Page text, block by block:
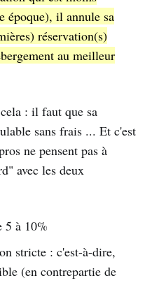
époque), il annule sa
réservation(s)
au meilleur
: il faut que sa
sans frais ... Et c'est
ne pensent pas à
avec les deux
5 à 10%
stricte : c'est-à-dire,
(en contrepartie de